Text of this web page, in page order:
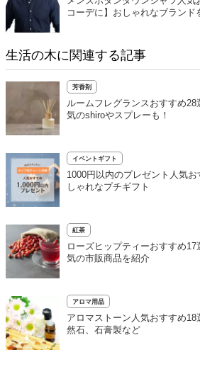
コーデに】おしゃれなブランド
生活の木に関連する記事
芳香剤
ルームフレグランスおすすめ
気のshiroやスプレーも！
イベントギフト
1000円以内のプレゼント人気
しゃれなプチギフト
紅茶
ローズヒップティーおすすめ
気の市販商品を紹介
アロマ用品
アロマストーン人気おすすめ
然石、石膏製など